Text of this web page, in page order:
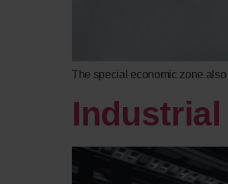
The special economic zone